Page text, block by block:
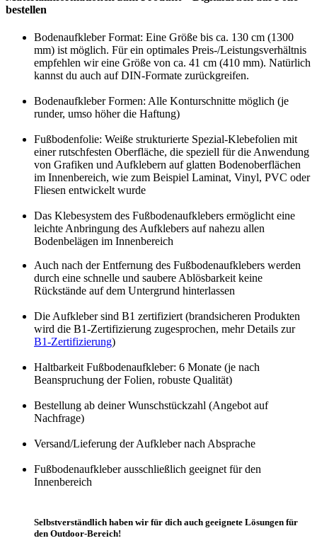
bestellen
Bodenaufkleber Format: Eine Größe bis ca. 130 cm (1300
mm) ist möglich. Für ein optimales Preis-/Leistungsverhältnis
empfehlen wir eine Größe von ca. 41 cm (410 mm). Natürlich
kannst du auch auf DIN-Formate zurückgreifen.
Bodenaufkleber Formen: Alle Konturschnitte möglich (je
runder, umso höher die Haftung)
Fußbodenfolie: Weiße strukturierte Spezial-Klebefolien mit
einer rutschfesten Oberfläche, die speziell für die Anwendung
von Grafiken und Aufklebern auf glatten Bodenoberflächen
im Innenbereich, wie zum Beispiel Laminat, Vinyl, PVC oder
Fliesen entwickelt wurde
Das Klebesystem des Fußbodenaufklebers ermöglicht eine
leichte Anbringung des Aufklebers auf nahezu allen
Bodenbelägen im Innenbereich
Auch nach der Entfernung des Fußbodenaufklebers werden
durch eine schnelle und saubere Ablösbarkeit keine
Rückstände auf dem Untergrund hinterlassen
Die Aufkleber sind B1 zertifiziert (brandsicheren Produkten
wird die B1-Zertifizierung zugesprochen, mehr Details zur
B1-Zertifizierung)
Haltbarkeit Fußbodenaufkleber: 6 Monate (je nach
Beanspruchung der Folien, robuste Qualität)
Bestellung ab deiner Wunschstückzahl (Angebot auf
Nachfrage)
Versand/Lieferung der Aufkleber nach Absprache
Fußbodenaufkleber ausschließlich geeignet für den
Innenbereich
Selbstverständlich haben wir für dich auch geeignete Lösungen für
den Outdoor-Bereich!